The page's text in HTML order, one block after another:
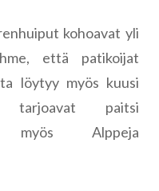
kohoavat yli
että patikoijat
löytyy myös kuusi
tarjoavat paitsi
myös Alppeja